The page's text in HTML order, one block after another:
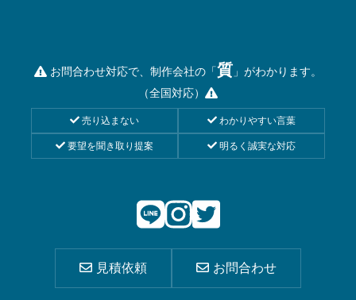
お問合わせ対応で、制作会社の「質 」がわかります。
（全国対応）
売り込まない わかりやすい言葉
要望を聞き取り提案 明るく誠実な対応
見積依頼 お問合わせ